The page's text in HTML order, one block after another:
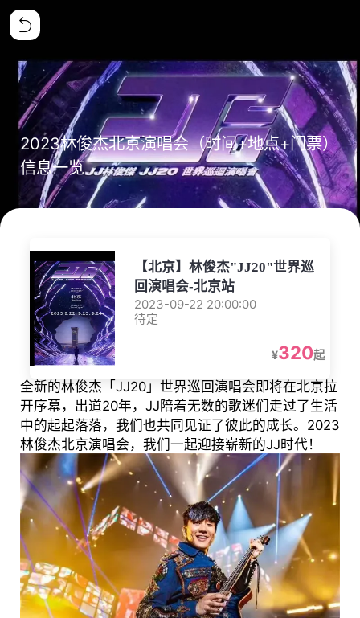
2023林俊杰北京演唱会（时间+地点+门票）
信息一览
【北京】林俊杰"JJ20"世界巡
回演唱会-北京站
2023-09-22 20:00:00
待定
¥320起
全新的林俊杰「JJ20」世界巡回演唱会即将在北京拉
开序幕，出道20年，JJ陪着无数的歌迷们走过了生活
中的起起落落，我们也共同见证了彼此的成长。2023
林俊杰北京演唱会，我们一起迎接崭新的JJ时代！